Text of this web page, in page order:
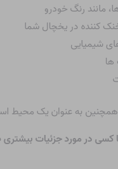
مانند رنگ خودرو
کننده در یخچال شما
شیمیایی
ها
به عنوان یک محیط
کسی در مورد جزئیات